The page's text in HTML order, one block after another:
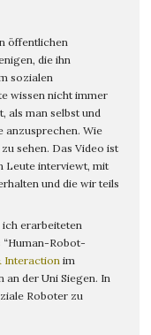
öffentlichen
die ihn
sozialen
wissen nicht immer
als man selbst und
anzusprechen. Wie
sehen. Das Video ist
Leute interviewt, mit
und die wir teils
erarbeiteten
“Human-Robot-
Interaction im
der Uni Siegen. In
Roboter zu